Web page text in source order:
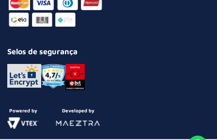
Selos de segurança
Powered by Developed by